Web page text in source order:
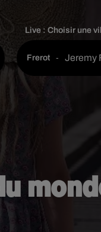
Live :Choisir une
Frerot - Jeremy